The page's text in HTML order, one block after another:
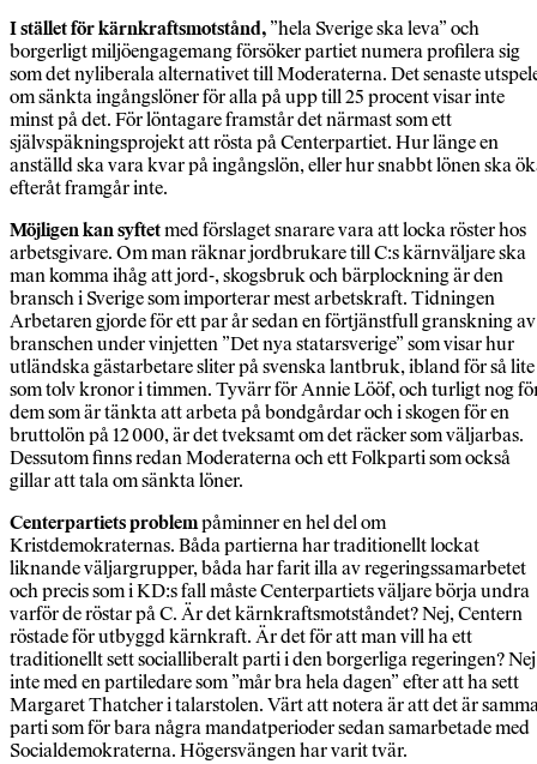
I stället för kärnkraftsmotstånd, ”hela Sverige ska leva” och
borgerligt miljöengagemang försöker partiet numera profilera sig
som det nyliberala alternativet till Moderaterna. Det senaste
om sänkta ingångslöner för alla på upp till 25 procent visar inte
minst på det. För löntagare framstår det närmast som ett
självspäkningsprojekt att rösta på Centerpartiet. Hur länge en
anställd ska vara kvar på ingångslön, eller hur snabbt lönen ska
efteråt framgår inte.
Möjligen kan syftetmed förslaget snarare vara att locka röster hos
arbetsgivare. Om man räknar jordbrukare till C:s kärnväljare ska
man komma ihåg att jord-, skogsbruk och bärplockning är den
bransch i Sverige som importerar mest arbetskraft. Tidningen
Arbetaren gjorde för ett par år sedan en förtjänstfull granskning av
branschen under vinjetten ”Det nya statarsverige” som visar hur
utländska gästarbetare sliter på svenska lantbruk, ibland för så lite
som tolv kronor i timmen. Tyvärr för Annie Lööf, och turligt nog
dem som är tänkta att arbeta på bondgårdar och i skogen för en
bruttolön på 12 000, är det tveksamt om det räcker som väljarbas.
Dessutom finns redan Moderaterna och ett Folkparti som också
gillar att tala om sänkta löner.
Centerpartiets problempåminner en hel del om
Kristdemokraternas. Båda partierna har traditionellt lockat
liknande väljargrupper, båda har farit illa av regeringssamarbetet
och precis som i KD:s fall måste Centerpartiets väljare börja undra
varför de röstar på C. Är det kärnkraftsmotståndet? Nej, Centern
röstade för utbyggd kärnkraft. Är det för att man vill ha ett
traditionellt sett socialliberalt parti i den borgerliga regeringen?
inte med en partiledare som ”mår bra hela dagen” efter att ha sett
Margaret Thatcher i talarstolen. Värt att notera är att det är
parti som för bara några mandatperioder sedan samarbetade med
Socialdemokraterna. Högersvängen har varit tvär.